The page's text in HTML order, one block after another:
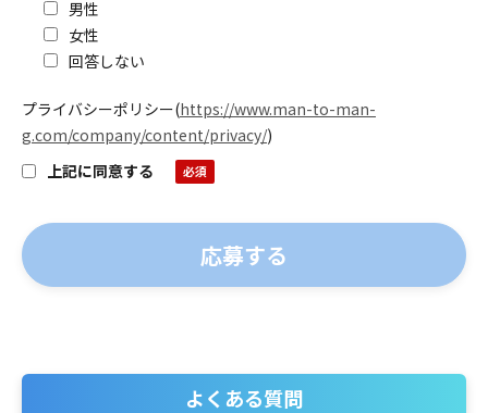
男性
女性
回答しない
プライバシーポリシー(https://www.man-to-man-
g.com/company/content/privacy/)
上記に同意する
よくある質問